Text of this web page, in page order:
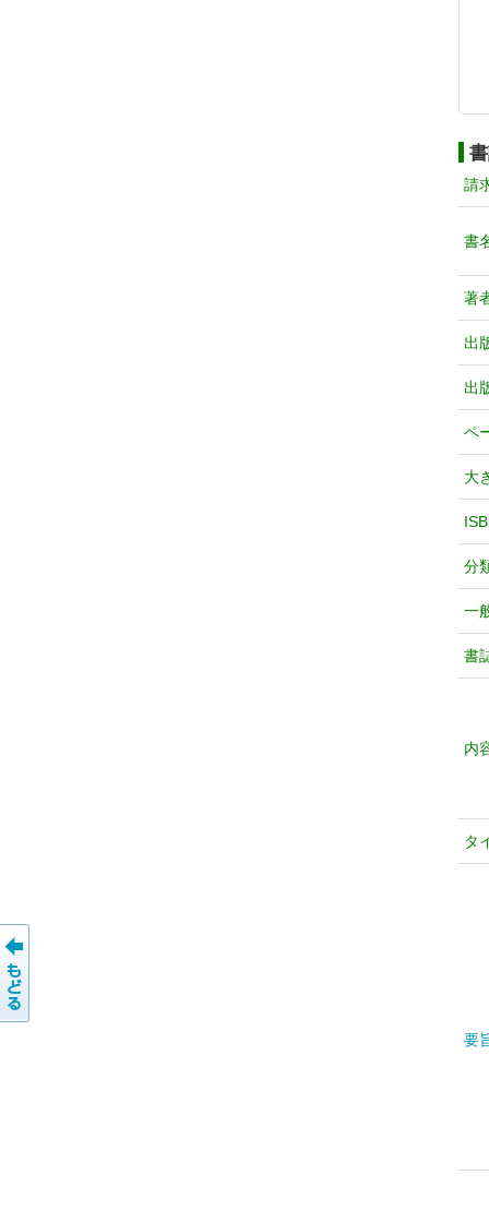
請
書
著
出
出
ペ
大
分
一
書
内
タ
要